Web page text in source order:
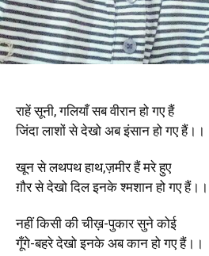
राहें सूनी, गलियाँ सब वीरान हो गए हैं
जिंदा लाशों से देखो अब इंसान हो गए हैं।।
खून से लथपथ हाथ,ज़मीर हैं मरे हुए
ग़ौर से देखो दिल इनके श्मशान हो गए हैं।।
नहीं किसी की चीख़-पुकार सुने कोई
गूँगे-बहरे देखो इनके अब कान हो गए हैं।।